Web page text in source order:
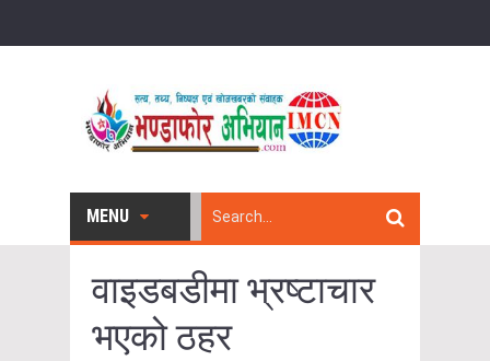
MENU
वाइडबडीमा भ्रष्टाचार
भएको ठहर